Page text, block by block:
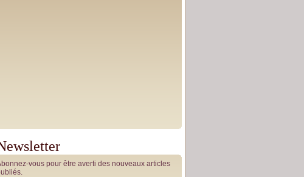
vous pour être averti des nouveaux articles